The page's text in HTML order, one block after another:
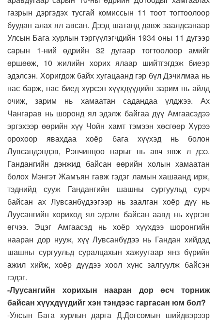
газрын дэргэдэх тусгай комиссын 11 тоот тогтоолоор
буудан алах ял авсан. Дээд шатанд давж заалдсанаар
Улсын Бага хурлын тэргүүлэгчдийн 1934 оны 11 дүгээр
сарын 1-ний өдрийн 32 дугаар тогтоолоор амийг
өршөөж, 10 жилийн хорих ялаар шийтгэгдэж биеэр
эдэлсэн. Хоригдож байх хугацаанд гэр бүл Дэчилмаа нь
нас барж, нас биед хүрсэн хүүхдүүдийн зарим нь айлд
очиж, зарим нь хамаатан садандаа үлджээ. Ах
Чангарав нь шоронд ял эдэлж байгаа дүү Амгаасэдээ
эргэхээр өөрийн хүү Чойн хамт тэмээн хөсгөөр Хүрээ
орохоор явахдаа хоёр бага хүүхэд нь болон
Лувсандэндэв, Рэнчинцоо нарыг нь авч явж л дээ.
Гандангийн дэнжид байсан өөрийн холын хамаатан
болох Мэнгэт Жамъян гавж гэдэг ламын хашаанд ирж,
тэднийд сууж Гандангийн шашны сургуульд сурч
байсан ах Лувсанбүдээгээр нь заалган хоёр дүү нь
Луусангийн хориход ял эдэлж байсан аавд нь хүргэж
өгчээ. Эцэг Амгаасэд нь хоёр хүүхдээ шоронгийн
нааран дор нууж, хүү Лувсанбүдээ нь Гандан хийдэд
шашны сургуульд суралцахын хажуугаар янз бүрийн
ажил хийж, хоёр дүүдээ хоол хүнс залгуулж байсэн
гэдэг.
-Луусангийн хорихын нааран дор өсч торниж
байсан хүүхдүүдийг хэн тэндээс гаргасан юм бол?
-Улсын Бага хурлын дарга Д.Догсомын шийдвэрээр